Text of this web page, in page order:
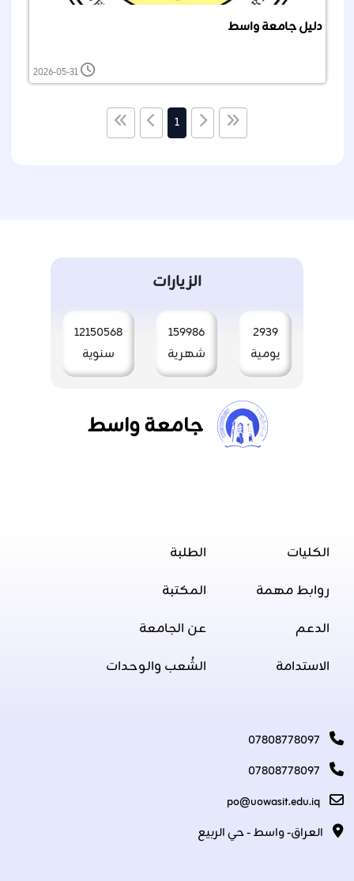
دليل جامعة واسط
2026-05-31
1
الزيارات
2939
يومية
159986
شهرية
12150568
سنوية
جامعة واسط
الكليات
روابط مهمة
الدعم
الاستدامة
الطلبة
المكتبة
عن الجامعة
الشُعب والوحدات
07808778097
07808778097
po@uowasit.edu.iq
العراق- واسط - حي الربيع